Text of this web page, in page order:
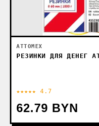
ATTOMEX
РЕЗИНКИ ДЛЯ ДЕНЕГ
★★★★★ 4.7
62.79 BYN